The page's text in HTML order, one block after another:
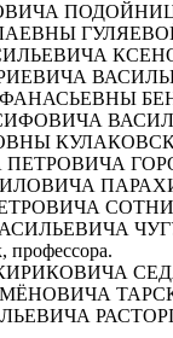
ПОДОЙНИЦЫНА
ПЕТРОВИЧА
ПАРАХИНА
профессора.
КИРИКОВИЧА